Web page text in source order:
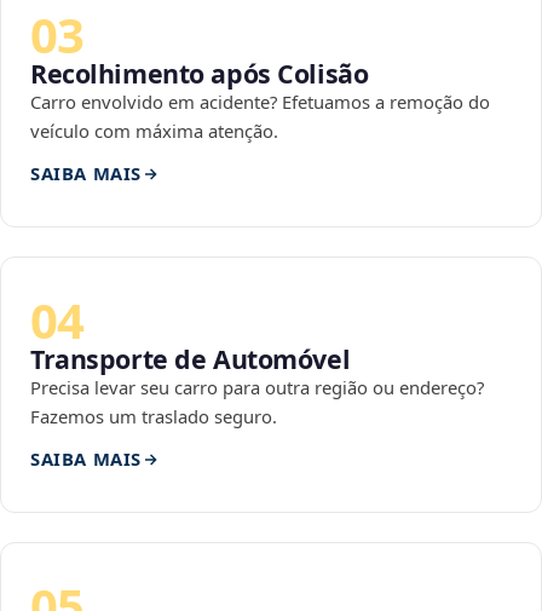
03
Recolhimento após Colisão
Carro envolvido em acidente? Efetuamos a remoção do
veículo com máxima atenção.
SAIBA MAIS
04
Transporte de Automóvel
Precisa levar seu carro para outra região ou endereço?
Fazemos um traslado seguro.
SAIBA MAIS